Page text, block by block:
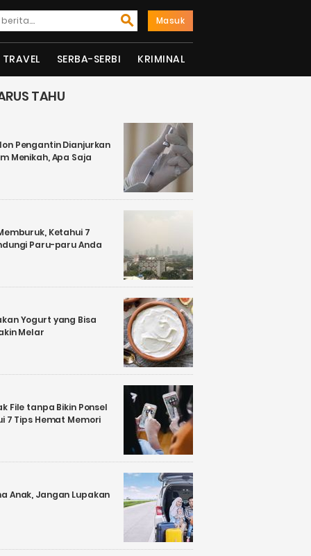
Masuk
TRAVEL SERBA-SERBI KRIMINAL
TAHU
Pengantin Dianjurkan
Menikah, Apa Saja
Ketahui 7
Paru-paru Anda
Yogurt yang Bisa
Melar
File tanpa Bikin Ponsel
7 Tips Hemat Memori
Anak, Jangan Lupakan